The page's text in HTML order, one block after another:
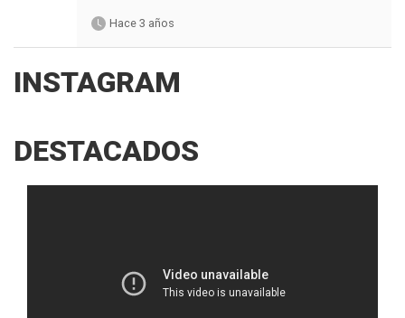
Hace 3 años
INSTAGRAM
DESTACADOS